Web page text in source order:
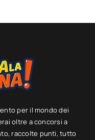
per il mondo dei
oltre a concorsi a
raccolte punti, tutto